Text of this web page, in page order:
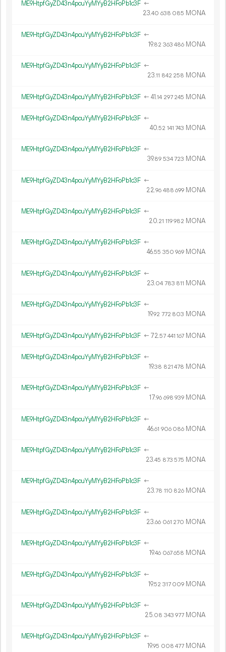
ME9HtpfGyZD43n4pcuYyMYyB2HFoPb1c3F ←
23.40 638 085 MONA
ME9HtpfGyZD43n4pcuYyMYyB2HFoPb1c3F ←
19.82 363 486 MONA
ME9HtpfGyZD43n4pcuYyMYyB2HFoPb1c3F ←
23.11 842 258 MONA
ME9HtpfGyZD43n4pcuYyMYyB2HFoPb1c3F ← 41.14 297 245 MONA
ME9HtpfGyZD43n4pcuYyMYyB2HFoPb1c3F ←
40.52 141 743 MONA
ME9HtpfGyZD43n4pcuYyMYyB2HFoPb1c3F ←
39.89 534723 MONA
ME9HtpfGyZD43n4pcuYyMYyB2HFoPb1c3F ←
22.96 488 699 MONA
ME9HtpfGyZD43n4pcuYyMYyB2HFoPb1c3F ←
20.21 119982 MONA
ME9HtpfGyZD43n4pcuYyMYyB2HFoPb1c3F ←
46.55 350 969 MONA
ME9HtpfGyZD43n4pcuYyMYyB2HFoPb1c3F ←
23.04 783 811 MONA
ME9HtpfGyZD43n4pcuYyMYyB2HFoPb1c3F ←
19.92 772 803 MONA
ME9HtpfGyZD43n4pcuYyMYyB2HFoPb1c3F ← 72.57 441 167 MONA
ME9HtpfGyZD43n4pcuYyMYyB2HFoPb1c3F ←
19.38 821 478 MONA
ME9HtpfGyZD43n4pcuYyMYyB2HFoPb1c3F ←
17.96 698 939 MONA
ME9HtpfGyZD43n4pcuYyMYyB2HFoPb1c3F ←
46.61 906 086 MONA
ME9HtpfGyZD43n4pcuYyMYyB2HFoPb1c3F ←
23.45 873 575 MONA
ME9HtpfGyZD43n4pcuYyMYyB2HFoPb1c3F ←
23.78 110 826 MONA
ME9HtpfGyZD43n4pcuYyMYyB2HFoPb1c3F ←
23.66 061 270 MONA
ME9HtpfGyZD43n4pcuYyMYyB2HFoPb1c3F ←
19.46 067658 MONA
ME9HtpfGyZD43n4pcuYyMYyB2HFoPb1c3F ←
19.52 317 009 MONA
ME9HtpfGyZD43n4pcuYyMYyB2HFoPb1c3F ←
25.08 343 977 MONA
ME9HtpfGyZD43n4pcuYyMYyB2HFoPb1c3F ←
19.95 008 477 MONA